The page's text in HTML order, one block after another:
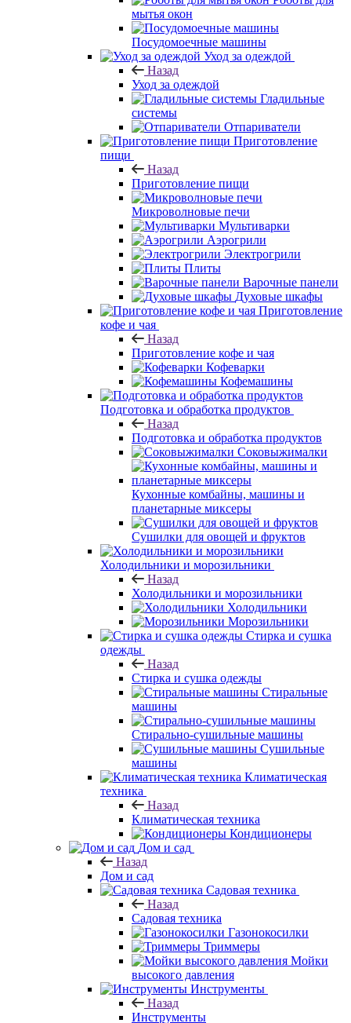
мытья окон
Посудомоечные машины
Уход за одеждой
Назад
Уход за одеждой
Гладильные
системы
Отпариватели
Приготовление
пищи
Назад
Приготовление пищи
Микроволновые печи
Мультиварки
Аэрогрили
Электрогрили
Плиты
Варочные панели
Духовые шкафы
Приготовление
кофе и чая
Назад
Приготовление кофе и чая
Кофеварки
Кофемашины
Подготовка и обработка продуктов
Назад
Подготовка и обработка продуктов
Соковыжималки
Кухонные комбайны, машины и
планетарные миксеры
Сушилки для овощей и фруктов
Холодильники и морозильники
Назад
Холодильники и морозильники
Холодильники
Морозильники
Стирка и сушка
одежды
Назад
Стирка и сушка одежды
Стиральные
машины
Стирально-сушильные машины
Сушильные
машины
Климатическая
техника
Назад
Климатическая техника
Кондиционеры
Дом и сад
Назад
Дом и сад
Садовая техника
Назад
Садовая техника
Газонокосилки
Триммеры
Мойки
высокого давления
Инструменты
Назад
Инструменты